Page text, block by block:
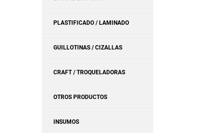
PLASTIFICADO / LAMINADO
GUILLOTINAS / CIZALLAS
CRAFT / TROQUELADORAS
OTROS PRODUCTOS
INSUMOS